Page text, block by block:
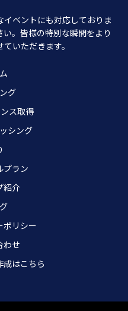
ベントにも対応しておりま
。皆様の特別な瞬間をより
いただきます。
グ
ス取得
シング
プラン
紹介
ポリシー
わせ
成はこちら